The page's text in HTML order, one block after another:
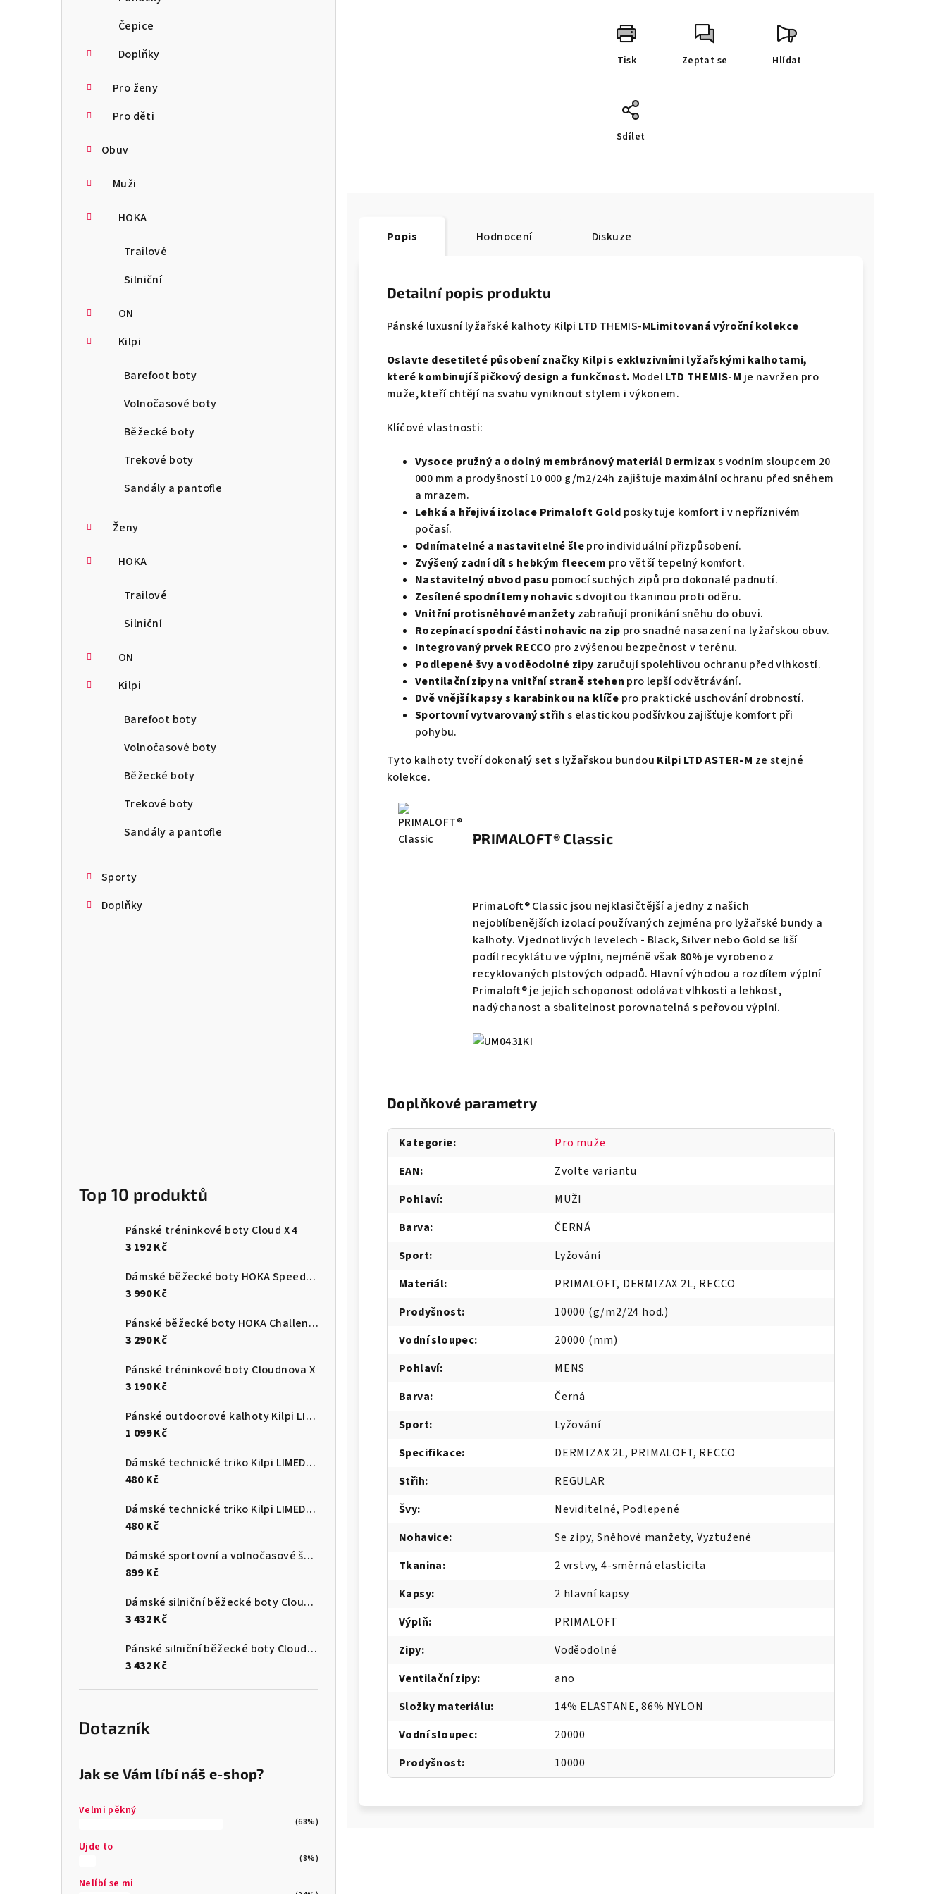
Čepice
Doplňky
Pro ženy
Pro děti
Obuv
Muži
HOKA
Trailové
Silniční
ON
Kilpi
Barefoot boty
Volnočasové boty
Běžecké boty
Trekové boty
Sandály a pantofle
Ženy
HOKA
Trailové
Silniční
ON
Kilpi
Barefoot boty
Volnočasové boty
Běžecké boty
Trekové boty
Sandály a pantofle
Sporty
Doplňky
Top 10 produktů
Pánské tréninkové boty Cloud X 4
3 192 Kč
Dámské běžecké boty HOKA Speedgoat 7
3 990 Kč
Pánské běžecké boty HOKA Challenger 8
3 290 Kč
Pánské tréninkové boty Cloudnova X
3 190 Kč
Pánské outdoorové kalhoty Kilpi LIGNE-M
1 099 Kč
Dámské technické triko Kilpi LIMED-W
480 Kč
Dámské technické triko Kilpi LIMED-W
480 Kč
Dámské sportovní a volnočasové šaty Kilpi KIMBERLEY-W
899 Kč
Dámské silniční běžecké boty Cloudswift 4
3 432 Kč
Pánské silniční běžecké boty Cloudflow 5
3 432 Kč
Dotazník
Jak se Vám líbí náš e-shop?
Velmi pěkný
(68%)
Ujde to
(8%)
Nelíbí se mi
Tisk Zeptat se Hlídat
Sdílet
Popis Hodnocení Diskuze
Detailní popis produktu
Pánské luxusní lyžařské kalhoty Kilpi LTD THEMIS-MLimitovaná výroční kolekce
Oslavte desetileté působení značky Kilpi s exkluzivními lyžařskými kalhotami,
které kombinují špičkový design a funkčnost. ModelLTD THEMIS-M je navržen pro
muže, kteří chtějí na svahu vyniknout stylem i výkonem.
Klíčové vlastnosti:
Vysoce pružný a odolný membránový materiál Dermizaxs vodním sloupcem 20
000 mm a prodyšností 10 000 g/m2/24h zajišťuje maximální ochranu před sněhem
a mrazem.
Lehká a hřejivá izolace Primaloft Gold poskytuje komfort i v nepříznivém
počasí.
Odnímatelné a nastavitelné šlepro individuální přizpůsobení.
Zvýšený zadní díl s hebkým fleecem pro větší tepelný komfort.
Nastavitelný obvod pasu pomocí suchých zipů pro dokonalé padnutí.
Zesílené spodní lemy nohavics dvojitou tkaninou proti oděru.
Vnitřní protisněhové manžety zabraňují pronikání sněhu do obuvi.
Rozepínací spodní části nohavic na zip pro snadné nasazení na lyžařskou obuv.
Integrovaný prvek RECCO pro zvýšenou bezpečnost v terénu.
Podlepené švy a voděodolné zipy zaručují spolehlivou ochranu před vlhkostí.
Ventilační zipy na vnitřní straně stehen pro lepší odvětrávání.
Dvě vnější kapsy s karabinkou na klíče pro praktické uschování drobností.
Sportovní vytvarovaný střih s elastickou podšívkou zajišťuje komfort při
pohybu.
Tyto kalhoty tvoří dokonalý set s lyžařskou bundou Kilpi LTD ASTER-M ze stejné
kolekce.
PRIMALOFT® Classic
PrimaLoft® Classic jsou nejklasičtější a jedny z našich
nejoblíbenějších izolací používaných zejména pro lyžařské bundy a
kalhoty. V jednotlivých levelech - Black, Silver nebo Gold se liší
podíl recyklátu ve výplni, nejméně však 80% je vyrobeno z
recyklovaných plstových odpadů. Hlavní výhodou a rozdílem výplní
Primaloft® je jejich schoponost odolávat vlhkosti a lehkost,
nadýchanost a sbalitelnost porovnatelná s peřovou výplní.
Doplňkové parametry
Kategorie:
Pro muže
EAN:
Zvolte variantu
Pohlaví:
MUŽI
Barva:
ČERNÁ
Sport:
Lyžování
Materiál:
PRIMALOFT, DERMIZAX 2L, RECCO
Prodyšnost:
10000 (g/m2/24 hod.)
Vodní sloupec:
20000 (mm)
Pohlaví:
MENS
Barva:
Černá
Sport:
Lyžování
Specifikace:
DERMIZAX 2L, PRIMALOFT, RECCO
Střih:
REGULAR
Švy:
Neviditelné, Podlepené
Nohavice:
Se zipy, Sněhové manžety, Vyztužené
Tkanina:
2 vrstvy, 4-směrná elasticita
Kapsy:
2 hlavní kapsy
Výplň:
PRIMALOFT
Zipy:
Voděodolné
Ventilační zipy:
ano
Složky materiálu:
14% ELASTANE, 86% NYLON
Vodní sloupec:
20000
Prodyšnost: 10000